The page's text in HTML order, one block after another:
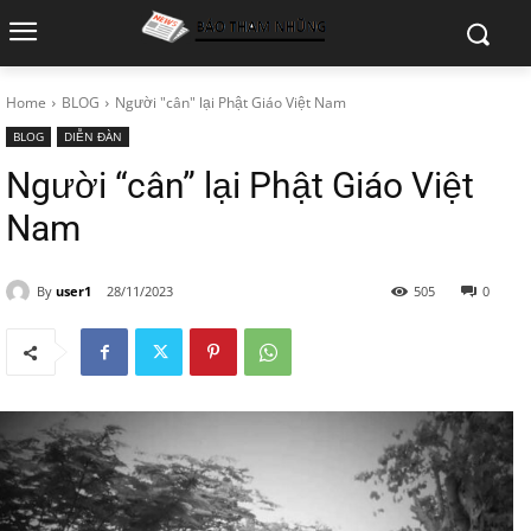
Home BLOG Người "cân" lại Phật Giáo Việt Nam
BLOG DIỄN ĐÀN
Người “cân” lại Phật Giáo Việt
Nam
By user1 28/11/2023 0
505